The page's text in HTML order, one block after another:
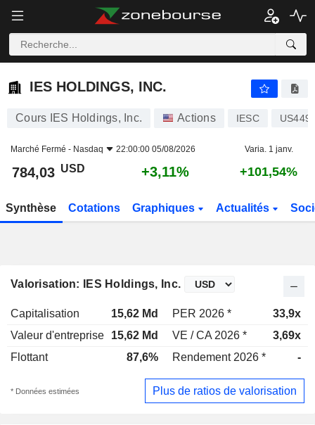
IES HOLDINGS, INC.
IES HOLDINGS, INC.
Cours IES Holdings, Inc. Actions IESC
Marché Fermé - Nasdaq 22:00:00 05/08/2026 Varia. 1 janv.
784,03 USD +3,11% +101,54%
Synthèse Cotations Graphiques Actualités
Valorisation: IES Holdings, Inc.
Capitalisation 15,62 Md PER 2026 *
33,9x
Valeur d'entreprise
15,62 Md VE / CA 2026 *
3,69x
Flottant
87,6% Rendement 2026 * -
* Données estimées Plus de ratios de valorisation